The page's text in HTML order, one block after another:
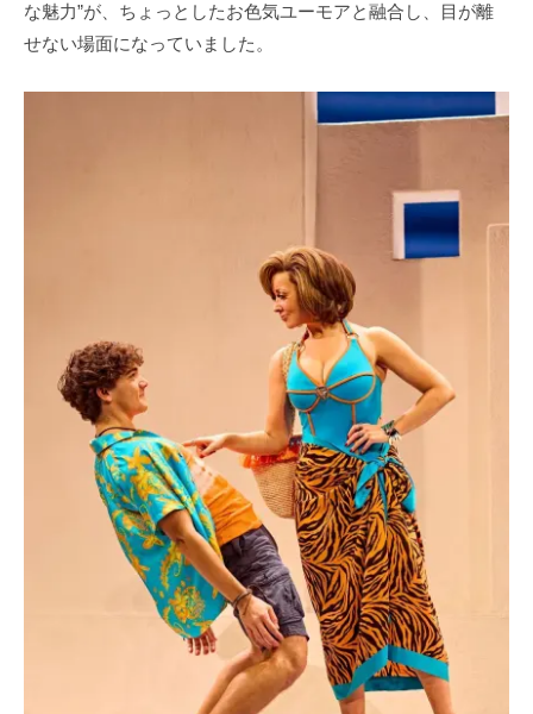
な魅力”が、ちょっとしたお色気ユーモアと融合し、目が離
せない場面になっていました。